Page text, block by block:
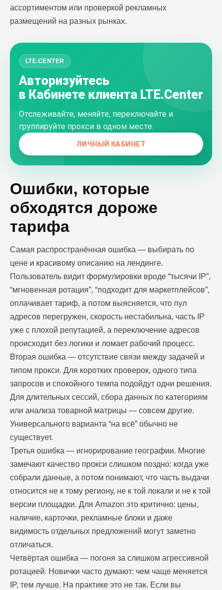
ассортиментом или проверкой рекламных
размещений на разных рынках.
LTE.CENTER
Авторизуйтесь
в Кабинете клиента LTE.Center
Отслеживайте, меняйте, переключайте и
группируйте прокси в одном месте.
ЛИЧНЫЙ КАБИНЕТ
Ошибки, которые
обходятся дороже
тарифа
Самая распространённая ошибка — выбирать по
цене и красивому описанию на лендинге.
Пользователь видит формулировки вроде “тысячи IP”,
“мгновенная ротация”, “подходит для маркетплейсов”,
оплачивает тариф, а потом выясняется, что пул
адресов перегружен, скорость нестабильна, часть IP
уже с плохой репутацией, а переключение адресов
происходит без логики и ломает рабочий процесс.
Вторая ошибка — отсутствие связи между задачей и
типом прокси. Для коротких проверок, одного типа
запросов и спокойного темпа подойдут одни решения.
Для длительных сессий, сбора данных по категориям
или анализа товарной матрицы — совсем другие.
Универсального варианта “на всё” обычно не
существует.
Третья ошибка — игнорирование географии. Многие
замечают качество прокси слишком поздно: когда уже
собрали данные, а потом понимают, что часть выдачи
относится не к тому региону, не к той локали и не к той
версии площадки. Для Amazon это критично: цены,
наличие, карточки, рекламные блоки и даже
видимость отдельных предложений могут заметно
отличаться.
Четвёртая ошибка — погоня за слишком агрессивной
ротацией. Новички часто думают: чем чаще меняется
IP, тем лучше. На практике это не так. Если вы